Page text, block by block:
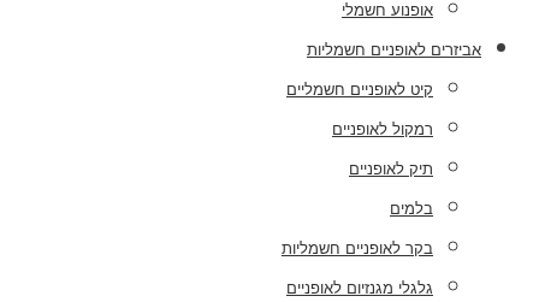
אופנוע חשמלי
אביזרים לאופניים חשמליות
קיט לאופניים חשמליים
רמקול לאופניים
תיק לאופניים
בלמים
בקר לאופניים חשמליות
גלגלי מגנזיום לאופניים